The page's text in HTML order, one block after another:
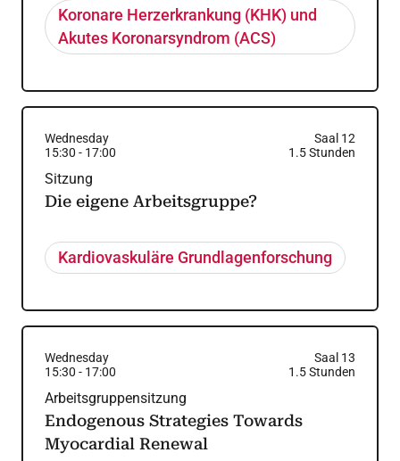
Koronare Herzerkrankung (KHK) und
Akutes Koronarsyndrom (ACS)
Wednesday
Saal 12
15:30 - 17:00 1.5Stunden
Sitzung
Die eigene Arbeitsgruppe?
Kardiovaskuläre Grundlagenforschung
Wednesday
Saal 13
15:30 - 17:00 1.5Stunden
Arbeitsgruppensitzung
Endogenous Strategies Towards
Myocardial Renewal